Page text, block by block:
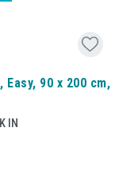
Easy, 90 x 200 cm,
IN